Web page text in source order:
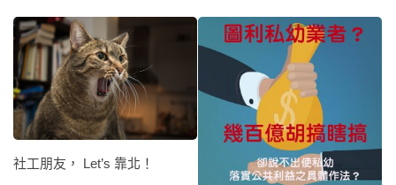
社工朋友， Let’s 靠北！